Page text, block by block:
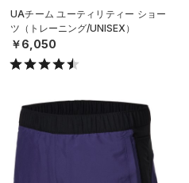
UAチーム ユーティリティー ショー
ツ（トレーニング/UNISEX）
￥6,050